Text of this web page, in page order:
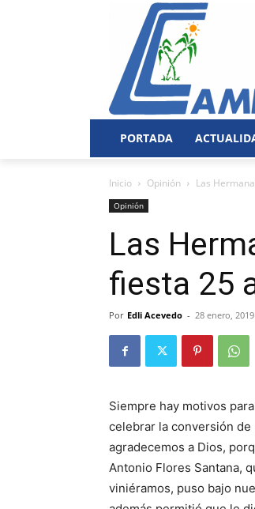
PORTADA
Inicio Opinión Las
Opinión
Las
fiesta 25
Por Edli Acevedo - 28 enero, 2019
Siempre hay moti­vos
celebrar la conversión de
agradecemos a Dios,
Anto­nio Flores Santana,
viniéra­mos, puso bajo